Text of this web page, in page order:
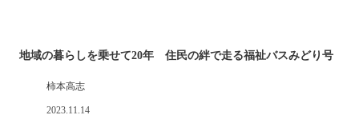
地域の暮らしを乗せて20年 住民の絆で走る福祉バスみどり号
柿本高志
2023.11.14